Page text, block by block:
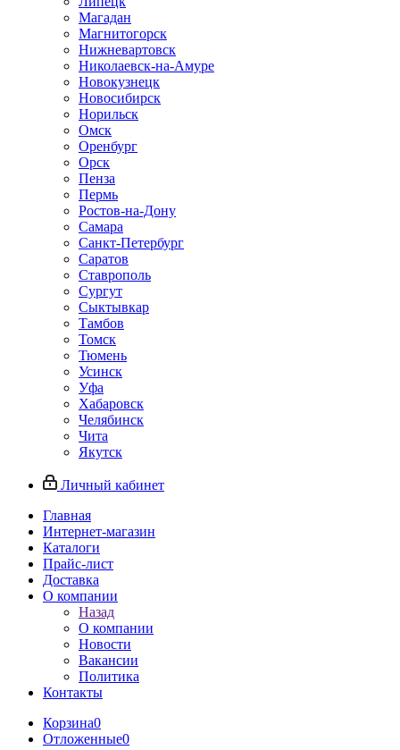
Магадан
Магнитогорск
Нижневартовск
Николаевск-на-Амуре
Новокузнецк
Новосибирск
Норильск
Омск
Оренбург
Орск
Пенза
Пермь
Ростов-на-Дону
Самара
Санкт-Петербург
Саратов
Ставрополь
Сургут
Сыктывкар
Тамбов
Томск
Тюмень
Усинск
Уфа
Хабаровск
Челябинск
Чита
Якутск
Личный кабинет
Главная
Интернет-магазин
Каталоги
Прайс-лист
Доставка
О компании
Назад
О компании
Новости
Вакансии
Политика
Контакты
Корзина0
Отложенные0